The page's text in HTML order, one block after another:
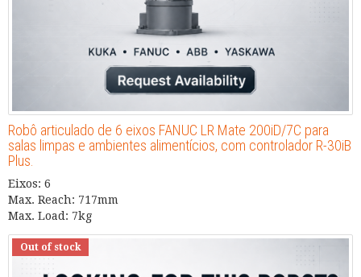
Robô articulado de 6 eixos FANUC LR Mate 200iD/7C para
salas limpas e ambientes alimentícios, com controlador R-30iB
Plus.
Eixos: 6
Max. Reach: 717mm
Max. Load: 7kg
Out of stock